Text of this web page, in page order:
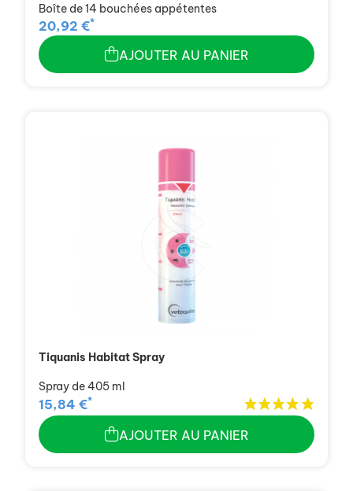
Boîte de 14 bouchées appétentes
20,92 €*
AJOUTER AU PANIER
Tiquanis Habitat Spray
Spray de 405 ml
15,84 €*
AJOUTER AU PANIER